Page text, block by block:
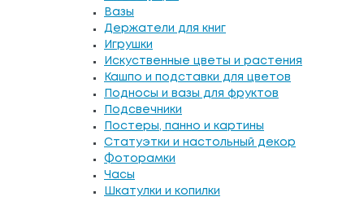
Вазы
Держатели для книг
Игрушки
Искуственные цветы и растения
Кашпо и подставки для цветов
Подносы и вазы для фруктов
Подсвечники
Постеры, панно и картины
Статуэтки и настольный декор
Фоторамки
Часы
Шкатулки и копилки